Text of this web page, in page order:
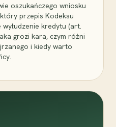
oszukańczego wniosku
przepis Kodeksu
kredytu (art.
grozi kara, czym różni
i kiedy warto